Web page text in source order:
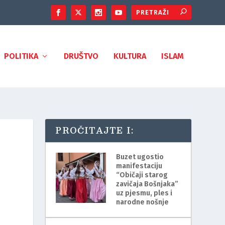
POLITIKA DRUŠTVO KULTURA ISLAM
PROČITAJTE I:
Buzet ugostio
manifestaciju
“Običaji starog
zavičaja Bošnjaka”
uz pjesmu, ples i
narodne nošnje